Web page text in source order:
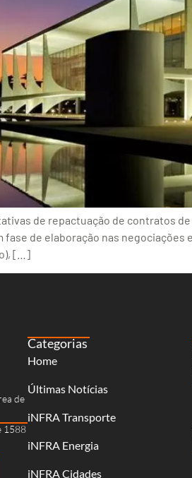
de repactuação de contratos
de elaboração nas negociações
[…]
de
1588
Categorias
Home
Últimas Notícias
iNFRA Transporte
iNFRA Energia
iNFRA Cidades